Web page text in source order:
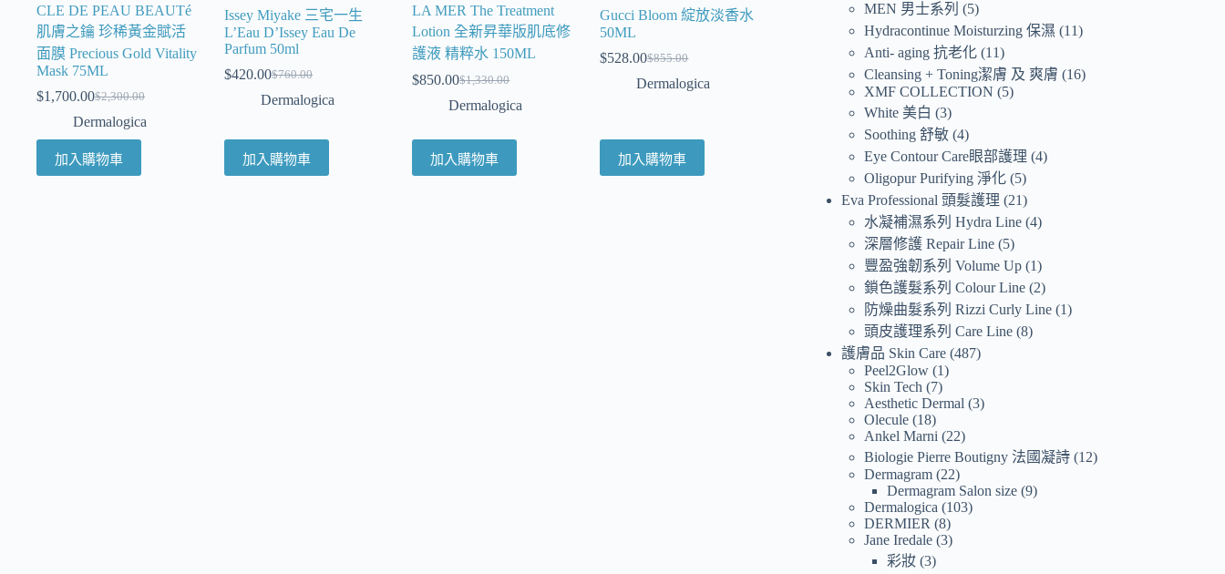
CLE DE PEAU BEAUTé
肌膚之鑰 珍稀黃金賦活
面膜 Precious Gold Vitality
Mask 75ML
$2,300.00
$1,700.00
Dermalogica
加入購物車
Issey Miyake 三宅一生
L’Eau D’Issey Eau De
Parfum 50ml
$760.00
$420.00
Dermalogica
加入購物車
LA MER The Treatment
Lotion 全新昇華版肌底修
護液 精粹水 150ML
$1,330.00
$850.00
Dermalogica
加入購物車
Gucci Bloom 綻放淡香水
50ML
$855.00
$528.00
Dermalogica
加入購物車
MEN 男士系列
5
Hydracontinue Moisturzing 保濕
11
Anti- aging 抗老化 11
Cleansing + Toning潔膚 及 爽膚
16
XMF COLLECTION
5
White 美白
3
Soothing 舒敏 4
Eye Contour Care眼部護理 4
Oligopur Purifying 淨化 5
Eva Professional 頭髮護理
21
水凝補濕系列 Hydra Line 4
深層修護 Repair Line 5
豐盈強韌系列 Volume Up 1
鎖色護髮系列 Colour Line 2
防燥曲髮系列 Rizzi Curly Line 1
頭皮護理系列 Care Line 8
護膚品 Skin Care 487
Peel2Glow 1
Skin Tech
7
Aesthetic Dermal 3
Olecule 18
Ankel Marni
22
Biologie Pierre Boutigny 法國凝詩 12
Dermagram 22
Dermagram Salon size 9
Dermalogica
103
DERMIER
8
Jane Iredale 3
彩妝 3